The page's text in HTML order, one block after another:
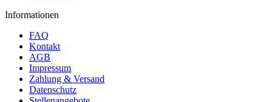
Informationen
FAQ
Kontakt
AGB
Impressum
Zahlung & Versand
Datenschutz